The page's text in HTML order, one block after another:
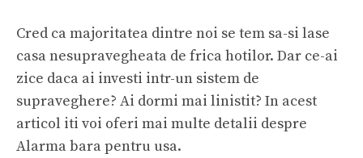
Cred ca majoritatea dintre noi se tem sa-si lase
casa nesupravegheata de frica hotilor. Dar ce-ai
zice daca ai investi intr-un sistem de
supraveghere? Ai dormi mai linistit? In acest
articol iti voi oferi mai multe detalii despre
Alarma bara pentru usa.